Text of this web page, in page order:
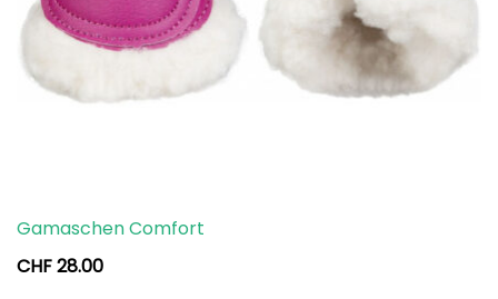
Gamaschen Comfort
CHF28.00